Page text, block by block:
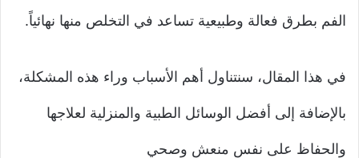
الفم بطرق فعالة وطبيعية تساعد في التخلص منها نهائياً.
في هذا المقال، سنتناول أهم الأسباب وراء هذه المشكلة،
بالإضافة إلى أفضل الوسائل الطبية والمنزلية لعلاجها
والحفاظ على نفس منعش وصحي